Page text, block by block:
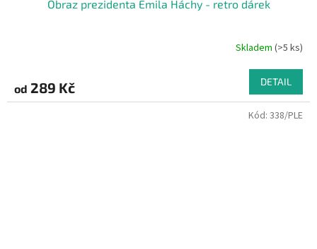
Obraz prezidenta Emila Háchy - retro dárek
Skladem (>5 ks)
od 289 Kč DETAIL
Kód: 338/PLE